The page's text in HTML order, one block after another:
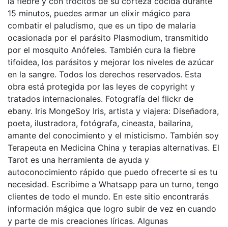
15 minutos, puedes armar un elixir mágico para
combatir el paludismo, que es un tipo de malaria
ocasionada por el parásito Plasmodium, transmitido
por el mosquito Anófeles. También cura la fiebre
tifoidea, los parásitos y mejorar los niveles de azúcar
en la sangre. Todos los derechos reservados. Esta
obra está protegida por las leyes de copyright y
tratados internacionales. Fotografía del flickr de
ebany. Iris MongeSoy Iris, artista y viajera: Diseñadora,
poeta, ilustradora, fotógrafa, cineasta, bailarina,
amante del conocimiento y el misticismo. También soy
Terapeuta en Medicina China y terapias alternativas. El
Tarot es una herramienta de ayuda y
autoconocimiento rápido que puedo ofrecerte si es tu
necesidad. Escribime a Whatsapp para un turno, tengo
clientes de todo el mundo. En este sitio encontrarás
información mágica que logro subir de vez en cuando
y parte de mis creaciones líricas. Algunas